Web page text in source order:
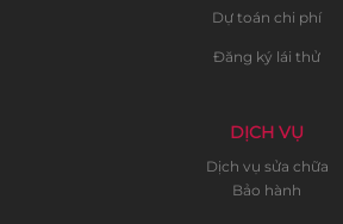
Dự toán chi phí
Đăng ký lái thử
DỊCH VỤ
Dịch vụ sửa chữa
Bảo hành